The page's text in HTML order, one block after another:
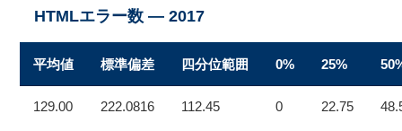
HTMLエラー数 — 2017
平均値 標準偏差 四分位範囲 0% 25%
129.00 222.0816 112.45 0 22.75